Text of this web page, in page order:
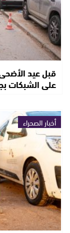
قبل عيد
على الشبكات
أخبار الصحراء